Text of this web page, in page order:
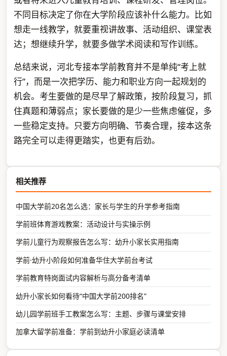
不同目标决定了你在大学阶段应该补什么能力。比如
想走一线教学，就要重视讲故事、活动组织、课堂表
达；想继续升学，就要多做学术阅读和写作训练。
总结来说，河北专接本学前教育并不是单纯“考上就
行”，而是一次把学历、能力和职业方向一起规划的
机会。考生要做的是尽早了解政策，按阶段复习，抓
住真题和薄弱点；家长要做的是少一些焦虑催促，多
一些稳定支持。只要方向明确、节奏合理，接本这条
路完全可以走得更踏实，也更有后劲。
相关推荐
中国大学前20名怎么选：家长与学生的升学参考指南
学前班体育游戏教案：活动设计与实操示例
学前儿童行为观察报告怎么写：幼升小家长实用指南
学前·幼升小阶段如何准备华住大学前台考试
学前教育特岗面试内容解析与高分备考清单
幼升小家长如何看待“中国大学前200排名”
幼儿园学前班手工教案怎么写：主题、步骤与课堂安排
加拿大留学前准备：学前到幼升小家庭必读清单